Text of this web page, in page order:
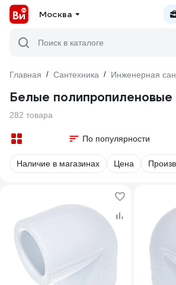
Москва
Поиск в каталоге
Главная / Сантехника / Инженерная
Белые
282 товара
По популярности
Наличие в магазинах Цена